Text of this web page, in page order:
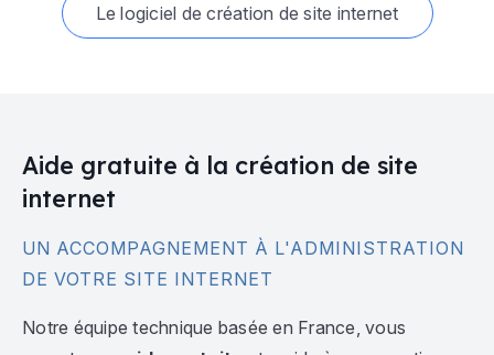
Le logiciel de création de site internet
Aide gratuite à la création de site
internet
UN ACCOMPAGNEMENT À L'ADMINISTRATION
DE VOTRE SITE INTERNET
Notre équipe technique basée en France, vous